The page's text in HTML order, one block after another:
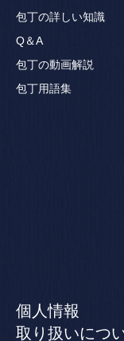
包丁の詳しい知識
Q＆A
包丁の動画解説
包丁用語集
個人情報
取り扱いにつ